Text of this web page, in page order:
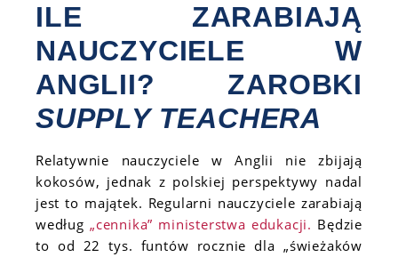
ILE ZARABIAJĄ
NAUCZYCIELE W
ANGLII? ZAROBKI
SUPPLY TEACHERA
Relatywnie nauczyciele w Anglii nie zbijają
kokosów, jednak z polskiej perspektywy nadal
jest to majątek. Regularni nauczyciele zarabiają
według „cennika” ministerstwa edukacji. Będzie
to od 22 tys. funtów rocznie dla „świeżaków